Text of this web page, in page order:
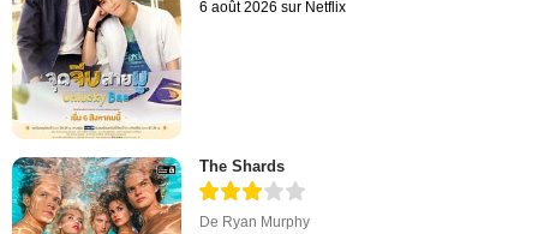
6 août 2026 sur Netflix
The Shards
De Ryan Murphy